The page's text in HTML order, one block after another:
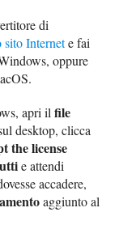
di
sito Internete fai
oppure
apri ilfile
desktop, clicca
the license
e attendi
accadere,
aggiunto al